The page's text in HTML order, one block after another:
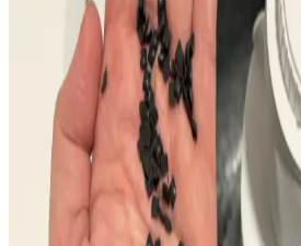
Eski Kenmore Çamaşır
Ölçüleri ile Yeni Modeller
Sorunları
Eski Kenmore çamaşır makinesi ve
modellere göre daha küçük olup, alan
Kompakt modeller ve tamir seçenekleri
Whirlpool Çamaşır Makinesi
Nedenleri, Onarımı ve